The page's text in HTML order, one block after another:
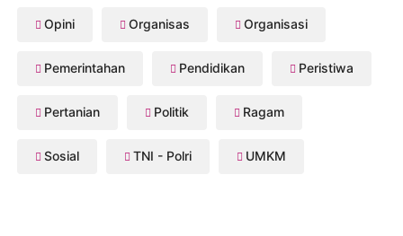
Opini Organisas Organisasi
Pemerintahan Pendidikan Peristiwa
Pertanian Politik Ragam
Sosial TNI - Polri UMKM